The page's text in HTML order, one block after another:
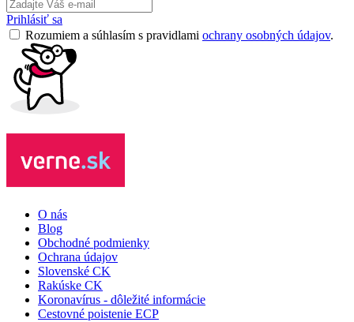
Prihlásiť sa
Rozumiem a súhlasím s pravidlami ochrany osobných údajov.
O nás
Blog
Obchodné podmienky
Ochrana údajov
Slovenské CK
Rakúske CK
Koronavírus - dôležité informácie
Cestovné poistenie ECP